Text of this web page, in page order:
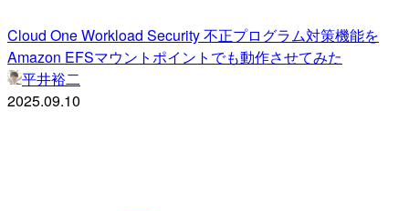
Cloud One Workload Security 不正プログラム対策機能を
Amazon EFSマウントポイントでも動作させてみた
平井裕二
2025.09.10